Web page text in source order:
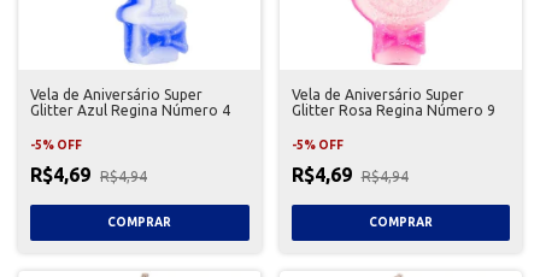
Vela de Aniversário Super
Glitter Azul Regina Número 4
-5% OFF
R$4,69 R$4,94
Vela de Aniversário Super
Glitter Rosa Regina Número 9
-5% OFF
R$4,69 R$4,94